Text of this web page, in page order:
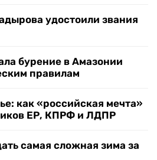
удостоили звания
бурение в Амазонии
правилам
как «российская мечта»
ЕР, КПРФ и ЛДПР
самая сложная зима за